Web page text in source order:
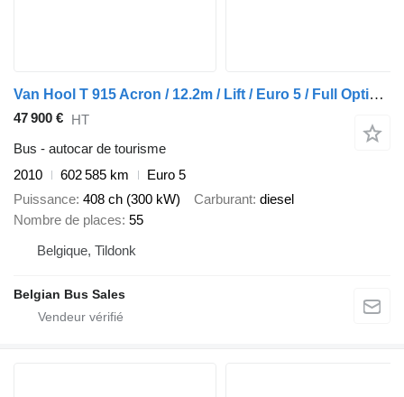
Van Hool T 915 Acron / 12.2m / Lift / Euro 5 / Full Option/ TOP
47 900 € HT
Bus - autocar de tourisme
2010
602 585 km
Euro 5
Puissance 408 ch (300 kW) Carburant diesel
Nombre de places 55
Belgique, Tildonk
Belgian Bus Sales